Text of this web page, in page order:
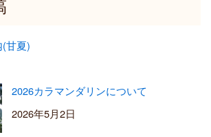
甘夏)
2026カラマンダリンについて
2026年5月2日